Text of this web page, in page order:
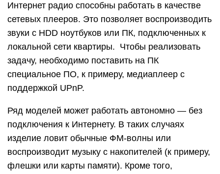
Интернет радио способны работать в качестве
сетевых плееров. Это позволяет воспроизводить
звуки с HDD ноутбуков или ПК, подключенных к
локальной сети квартиры. Чтобы реализовать
задачу, необходимо поставить на ПК
специальное ПО, к примеру, медиаплеер с
поддержкой UPnP.
Ряд моделей может работать автономно — без
подключения к Интернету. В таких случаях
изделие ловит обычные ФМ-волны или
воспроизводит музыку с накопителей (к примеру,
флешки или карты памяти). Кроме того,